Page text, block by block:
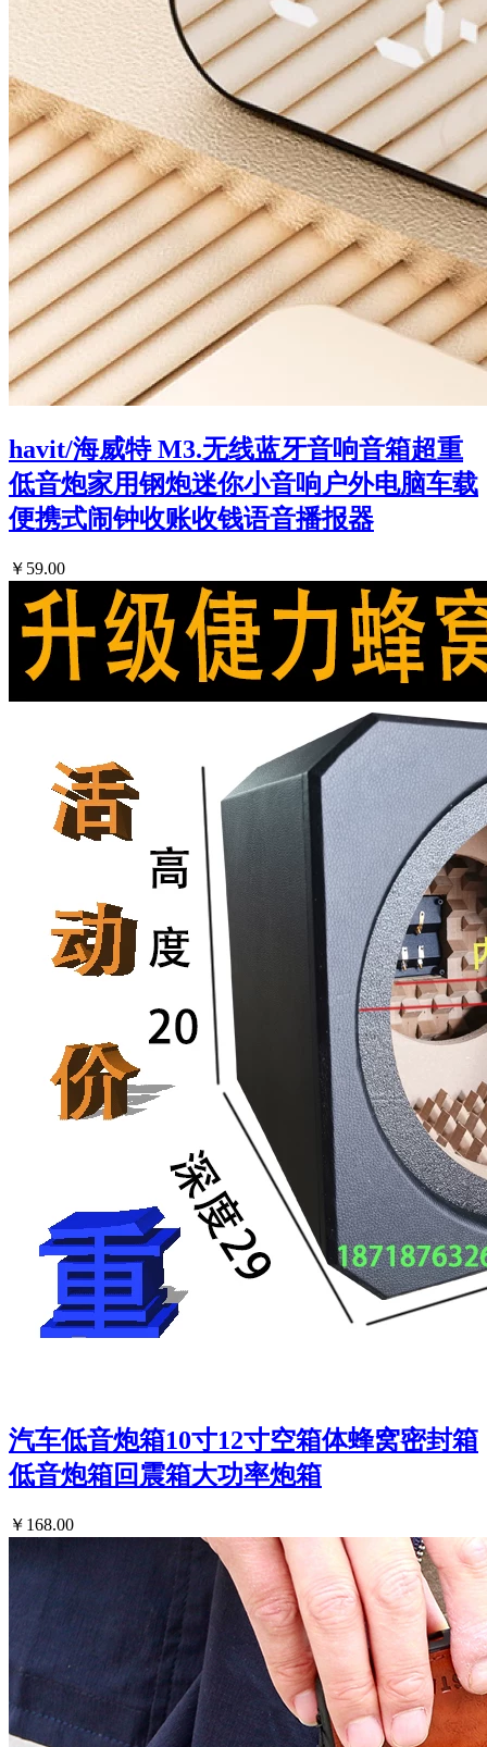
havit/海威特 M3.无线蓝牙音响音箱超重
低音炮家用钢炮迷你小音响户外电脑车载
便携式闹钟收账收钱语音播报器
￥59.00
汽车低音炮箱10寸12寸空箱体蜂窝密封箱
低音炮箱回震箱大功率炮箱
￥168.00